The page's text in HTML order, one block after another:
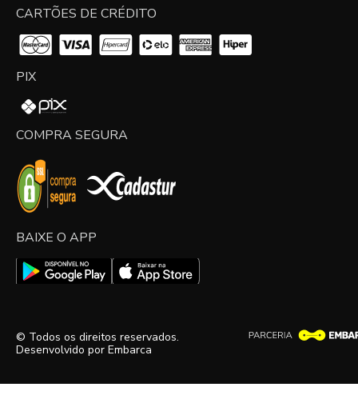
CARTÕES DE CRÉDITO
PIX
COMPRA SEGURA
BAIXE O APP
© Todos os direitos reservados.
Desenvolvido por Embarca